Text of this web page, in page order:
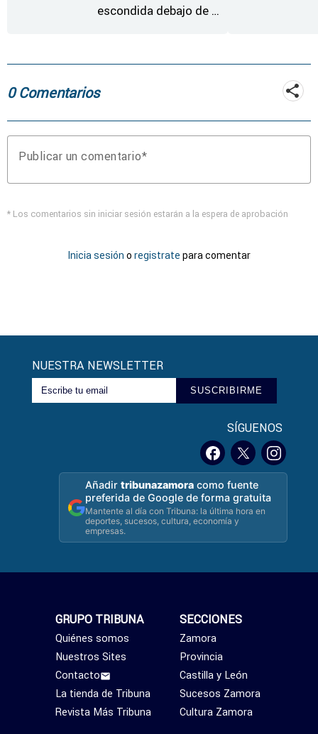
escondida debajo de la
0 Comentarios
Publicar un comentario
* Los comentarios sin iniciar sesión estarán a la espera de aprobación
Inicia sesión o registrate para comentar
NUESTRA NEWSLETTER
SUSCRIBIRME
SÍGUENOS
Añadirtribunazamora como fuente
preferida de Google de forma gratuita
Mantente al día con Tribuna: la última hora en
deportes, sucesos, cultura, economía y
empresas.
SECCIONES
Zamora
Provincia
Castilla y León
Sucesos Zamora
Cultura Zamora
GRUPO TRIBUNA
Quiénes somos
Nuestros Sites
Contacto
La tienda de Tribuna
Revista Más Tribuna